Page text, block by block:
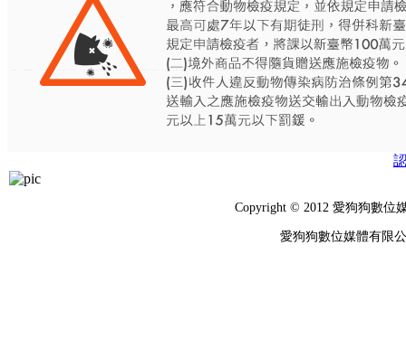
Copyright © 2012 愛狗狗數位
愛狗狗數位媒體有限